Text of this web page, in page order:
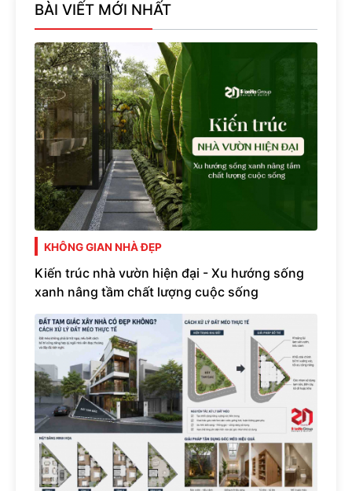
BÀI VIẾT MỚI NHẤT
KHÔNG GIAN NHÀ ĐẸP
Kiến trúc nhà vườn hiện đại - Xu hướng sống
xanh nâng tầm chất lượng cuộc sống